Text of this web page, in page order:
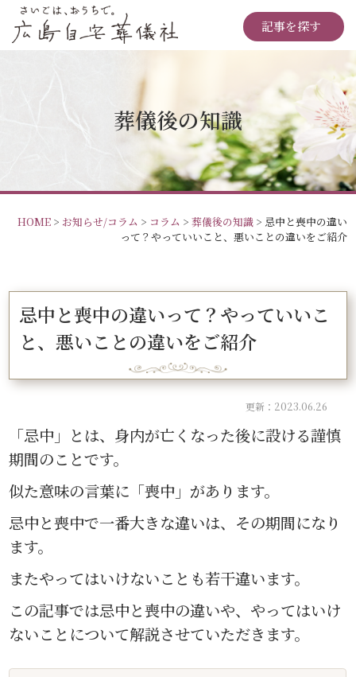
記事を探す
葬儀後の知識
HOME> お知らせ/コラム > コラム > 葬儀後の知識> 忌中と喪中の違い
って？やっていいこと、悪いことの違いをご紹介
忌中と喪中の違いって？やっていいこ
と、悪いことの違いをご紹介
更新：2023.06.26
「忌中」とは、身内が亡くなった後に設ける謹慎
期間のことです。
似た意味の言葉に「喪中」があります。
忌中と喪中で一番大きな違いは、その期間になり
ます。
またやってはいけないことも若干違います。
この記事では忌中と喪中の違いや、やってはいけ
ないことについて解説させていただきます。